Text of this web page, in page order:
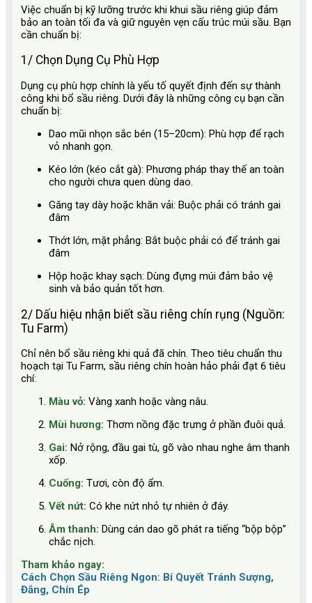
Việc chuẩn bị kỹ lưỡng trước khi khui sầu riêng giúp đảm
bảo an toàn tối đa và giữ nguyên vẹn cấu trúc múi sầu. Bạn
cần chuẩn bị:
1/ Chọn Dụng Cụ Phù Hợp
Dụng cụ phù hợp chính là yếu tố quyết định đến sự thành
công khi bổ sầu riêng. Dưới đây là những công cụ bạn cần
chuẩn bị:
Dao mũi nhọn sắc bén (15–20cm): Phù hợp để rạch
vỏ nhanh gọn.
Kéo lớn (kéo cắt gà): Phương pháp thay thế an toàn
cho người chưa quen dùng dao.
Găng tay dày hoặc khăn vải: Buộc phải có tránh gai
đâm
Thớt lớn, mặt phẳng: Bắt buộc phải có để tránh gai
đâm
Hộp hoặc khay sạch: Dùng đựng múi đảm bảo vệ
sinh và bảo quản tốt hơn.
2/ Dấu hiệu nhận biết sầu riêng chín rụng (Nguồn:
Tu Farm)
Chỉ nên bổ sầu riêng khi quả đã chín. Theo tiêu chuẩn thu
hoạch tại Tu Farm, sầu riêng chín hoàn hảo phải đạt 6 tiêu
chí:
Màu vỏ: Vàng xanh hoặc vàng nâu.
Mùi hương: Thơm nồng đặc trưng ở phần đuôi quả.
Gai: Nở rộng, đầu gai tù, gõ vào nhau nghe âm thanh
xốp.
Cuống: Tươi, còn độ ẩm.
Vết nứt: Có khe nứt nhỏ tự nhiên ở đáy.
Âm thanh: Dùng cán dao gõ phát ra tiếng “bộp bộp”
chắc nịch.
Tham khảo ngay:
Cách Chọn Sầu Riêng Ngon: Bí Quyết Tránh Sượng,
Đắng, Chín Ép